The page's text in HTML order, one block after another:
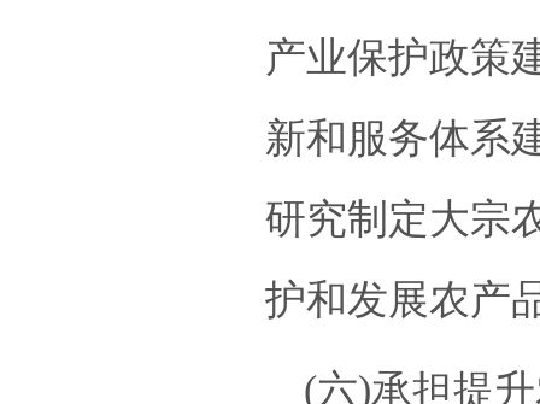
产业保护政策
新和服务体系
研究制定大宗
护和发展农产
(六)承担提